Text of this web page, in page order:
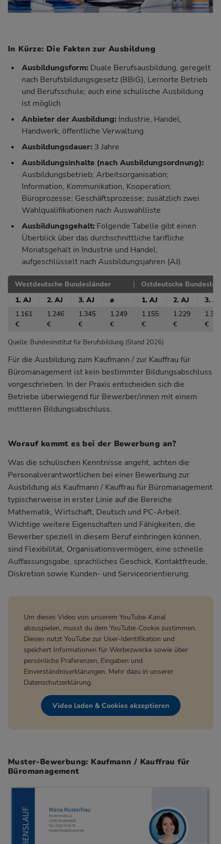
In Kürze: Die Fakten zur Ausbildung
Ausbildungsform: Duale Berufsausbildung, geregelt
nach Berufsbildungsgesetz (BBiG), Lernorte Betrieb
und Berufsschule; auch eine schulische Ausbildung
ist möglich
Anbieter der Ausbildung: Industrie, Handel,
Handwerk, öffentliche Verwaltung
Ausbildungsdauer: 3 Jahre
Ausbildungsinhalte (nach Ausbildungsordnung):
Ausbildungsbetrieb; Arbeitsorganisation;
Information, Kommunikation, Kooperation;
Büroprozesse; Geschäftsprozesse; zusätzlich zwei
Wahlqualifikationen nach Auswahlliste
Ausbildungsgehalt: Folgende Tabelle gibt einen
Überblick über das durchschnittliche tarifliche
Monatsgehalt in Industrie und Handel,
aufgeschlüsselt nach Ausbildungsjahren (AJ).
Westdeutsche Bundesländer
Ostdeutsche
1. AJ
2. AJ 3. AJ ø 1. AJ 2. AJ
3. AJ
1.161
€
1.246
€
1.345
€
1.249
€
1.155
€
1.229
€
€
Quelle: Bundesinstitut für Berufsbildung (Stand 2026)
Für die Ausbildung zum Kaufmann / zur Kauffrau für
Büromanagement ist kein bestimmter Bildungsabschluss
vorgeschrieben. In der Praxis entscheiden sich die
Betriebe überwiegend für Bewerber/innen mit einem
mittleren Bildungsabschluss.
Worauf kommt es bei der Bewerbung an?
Was die schulischen Kenntnisse angeht, achten die
Personalverantwortlichen bei einer Bewerbung zur
Ausbildung als Kaufmann / Kauffrau für Büromanagement
typischerweise in erster Linie auf die Bereiche
Mathematik, Wirtschaft, Deutsch und PC-Arbeit.
Wichtige weitere Eigenschaften und Fähigkeiten, die
Bewerber speziell in diesem Beruf einbringen können,
sind Flexibilität, Organisationsvermögen, eine schnelle
Auffassungsgabe, sprachliches Geschick, Kontaktfreude,
Diskretion sowie Kunden- und Serviceorientierung.
Um dieses Video von unserem YouTube-Kanal
abzuspielen, musst du dem YouTube-Cookie zustimmen.
Diesen nutzt YouTube zur User-Identifikation und
speichert Informationen für Werbezwecke sowie über
persönliche Präferenzen, Eingaben und
Einverständniserklärungen. Mehr dazu in unserer
Datenschutzerklärung.
Video laden & Cookies akzeptieren
Muster-Bewerbung: Kaufmann / Kauffrau für
Büromanagement